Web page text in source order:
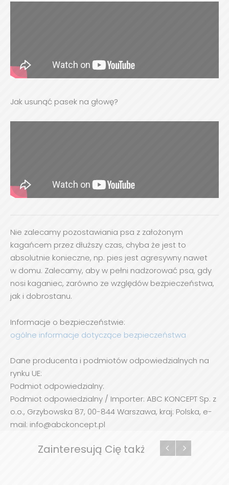
Jak usunąć pasek na głowę?
Nie zalecamy pozostawiania psa z założonym
kagańcem przez dłuższy czas, chyba że jest to
absolutnie konieczne, np. pies jest agresywny nawet
w domu. Zalecamy, aby w pełni nadzorować psa, gdy
nosi kaganiec, zarówno ze względów bezpieczeństwa,
jak i dobrostanu.
Informacje o bezpieczeństwie:
ogólne informacje dotyczące bezpieczeństwa
Dane producenta i podmiotów odpowiedzialnych na
rynku UE:
Podmiot odpowiedzialny:
Podmiot odpowiedzialny / Importer: ABC KONCEPT Sp. z
o.o., Grzybowska 87, 00-844 Warszawa, kraj: Polska, e-
mail: info@abckoncept.pl
Zainteresują Cię także